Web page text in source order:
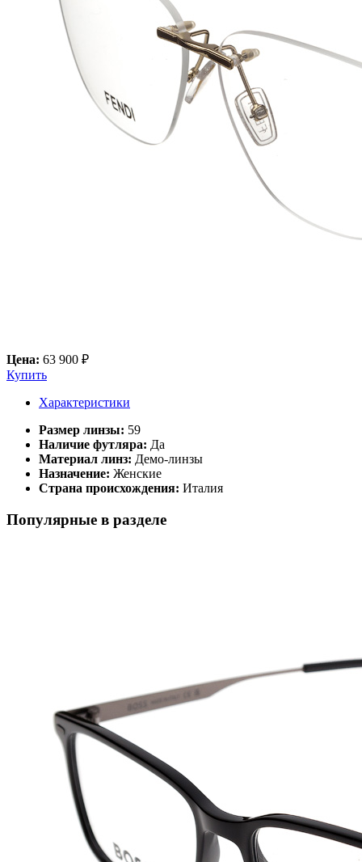
Цена: 63 900 ₽
Купить
Характеристики
Размер линзы: 59
Наличие футляра: Да
Материал линз: Демо-линзы
Назначение: Женские
Страна происхождения: Италия
Популярные в разделе